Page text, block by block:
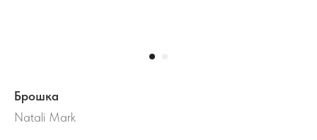
Брошка
Natali Mark